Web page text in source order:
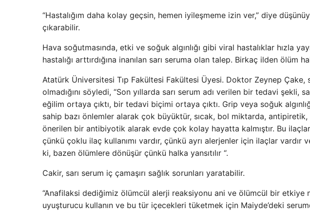
“Hastalığım daha kolay geçsin, hemen iyileşmeme izin ver,” diye
çıkarabilir.
Hava soğutmasında, etki ve soğuk algınlığı gibi viral hastalıklar hızla
hastalığı arttırdığına inanılan sarı seruma olan talep. Birkaç ilden ölüm
Atatürk Üniversitesi Tıp Fakültesi Fakültesi Üyesi. Doktor Zeynep Çake,
olmadığını söyledi, “Son yıllarda sarı serum adı verilen bir tedavi şekli,
eğilim ortaya çıktı, bir tedavi biçimi ortaya çıktı. Grip veya soğuk
sahip bazı önlemler alarak çok büyüktür, sıcak, bol miktarda,
önerilen bir antibiyotik alarak evde çok kolay hayatta kalmıştır. Bu
çünkü çoklu ilaç kullanımı vardır, çünkü ayrı alerjenler için ilaçlar vardır
ki, bazen ölümlere dönüşür çünkü halka yansıtılır “.
Cakir, sarı serum iç çamaşırı sağlık sorunları yaratabilir.
“Anafilaksi dediğimiz ölümcül alerji reaksiyonu ani ve ölümcül bir etkiye
uyuşturucu kullanın ve bu tür içecekleri tüketmek için Maiyde’deki